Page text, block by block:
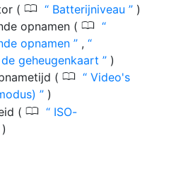
( 0 Batterijniveau
)
opnamen ( 0
opnamen
,
geheugenkaart
)
( 0
Video's
)
( 0
ISO-
)